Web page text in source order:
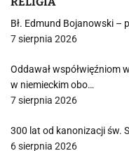
Bł. Edmund Bojanowski –
7 sierpnia 2026
Oddawał współwięźniom
w niemieckim obo…
7 sierpnia 2026
300 lat od kanonizacji św.
6 sierpnia 2026